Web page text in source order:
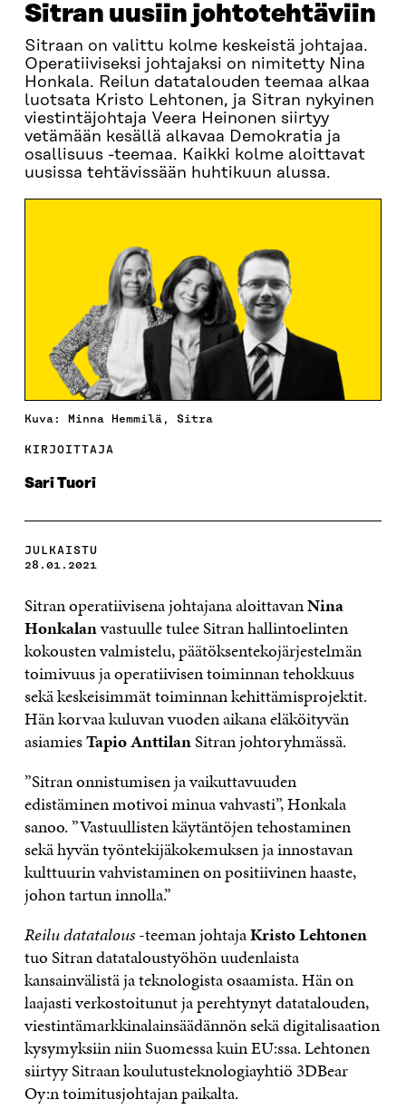
Sitran uusiin johtotehtäviin
Sitraan on valittu kolme keskeistä johtajaa.
Operatiiviseksi johtajaksi on nimitetty Nina
Honkala. Reilun datatalouden teemaa alkaa
luotsata Kristo Lehtonen, ja Sitran nykyinen
viestintäjohtaja Veera Heinonen siirtyy
vetämään kesällä alkavaa Demokratia ja
osallisuus -teemaa. Kaikki kolme aloittavat
uusissa tehtävissään huhtikuun alussa.
Kuva: Minna Hemmilä, Sitra
KIRJOITTAJA
Sari Tuori
JULKAISTU
28.01.2021
Sitran operatiivisena johtajana aloittavanNina
Honkalanvastuulle tulee Sitran hallintoelinten
kokousten valmistelu, päätöksentekojärjestelmän
toimivuus ja operatiivisen toiminnan tehokkuus
sekä keskeisimmät toiminnan kehittämisprojektit.
Hän korvaa kuluvan vuoden aikana eläköityvän
asiamiesTapio AnttilanSitran johtoryhmässä.
”Sitran onnistumisen ja vaikuttavuuden
edistäminen motivoi minua vahvasti”, Honkala
sanoo. ”Vastuullisten käytäntöjen tehostaminen
sekä hyvän työntekijäkokemuksen ja innostavan
kulttuurin vahvistaminen on positiivinen haaste,
johon tartun innolla.”
Reilu datatalous-teeman johtajaKristo Lehtonen
tuo Sitran datataloustyöhön uudenlaista
kansainvälistä ja teknologista osaamista. Hän on
laajasti verkostoitunut ja perehtynyt datatalouden,
viestintämarkkinalainsäädännön sekä digitalisaation
kysymyksiin niin Suomessa kuin EU:ssa. Lehtonen
siirtyy Sitraan koulutusteknologiayhtiö 3DBear
Oy:n toimitusjohtajan paikalta.